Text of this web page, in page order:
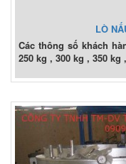
LÒ
Các thông số khách
250 kg , 300 kg , 350